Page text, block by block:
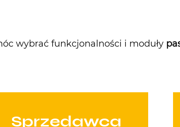
wybrać funkcjonalności i moduły
Sprzedawca